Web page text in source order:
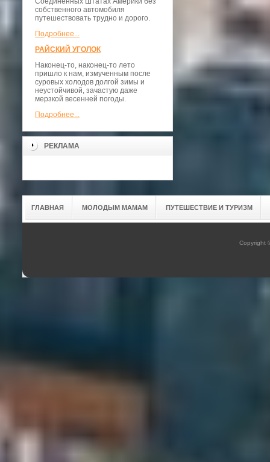
собственного автомобиля
путешествовать трудно и дорого.
Подробнее...
РАЙСКИЙ УГОЛОК
Наконец-то, наконец-то лето
пришло к нам, измученным после
суровых холодов долгой зимы и
неустойчивой, зачастую даже
мерзкой весенней погоды.
Подробнее...
РЕКЛАМА
ГЛАВНАЯ МОЛОДЫМ МАМАМ ПУТЕШЕСТВИЕ И ТУРИЗМ
Copyright